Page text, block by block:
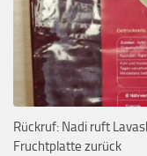
Rückruf: Nadi ruft
Fruchtplatte zurück